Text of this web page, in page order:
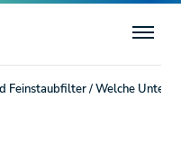
Feinstaubfilter/Welche